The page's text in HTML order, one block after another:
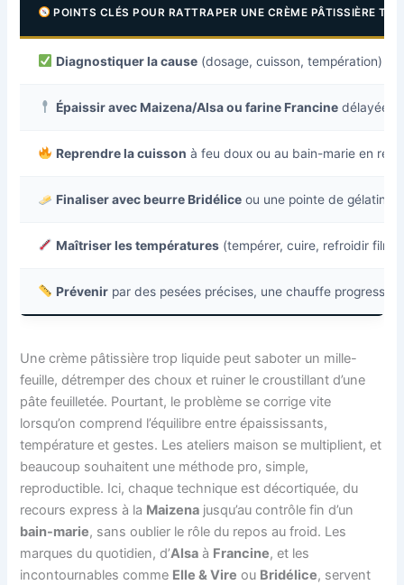
POINTS CLÉS POUR RATTRAPER UNE CRÈME PÂTISSIÈRE
Diagnostiquer la cause (dosage, cuisson, températion)
Épaissir avec Maizena/Alsa ou farine Francine délayée à
Reprendre la cuisson à feu doux ou au bain-marie en
Finaliser avec beurre Bridélice ou une pointe de gélatine
Maîtriser les températures (tempérer, cuire, refroidir
Prévenir par des pesées précises, une chauffe
Une crème pâtissière trop liquide peut saboter un mille-
feuille, détremper des choux et ruiner le croustillant d’une
pâte feuilletée. Pourtant, le problème se corrige vite
lorsqu’on comprend l’équilibre entre épaississants,
température et gestes. Les ateliers maison se multiplient, et
beaucoup souhaitent une méthode pro, simple,
reproductible. Ici, chaque technique est décortiquée, du
recours express à la Maizena jusqu’au contrôle fin d’un
bain-marie, sans oublier le rôle du repos au froid. Les
marques du quotidien, d’Alsa à Francine, et les
incontournables comme Elle & Vire ou Bridélice, servent